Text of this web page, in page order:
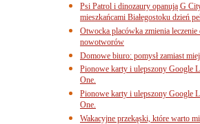
Psi Patrol i dinozaury opanują G
mieszkańcami Białegostoku dzień
Otwocka placówka zmienia leczenie
nowotworów
Domowe biuro: pomysł zamiast
Pionowe karty i ulepszony Google
One.
Pionowe karty i ulepszony Google
One.
Wakacyjne przekąski, które warto